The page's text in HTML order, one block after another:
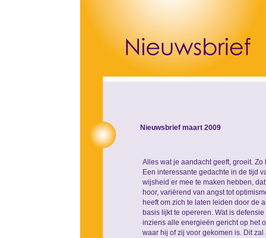
Nieuwsbrief maart 2009
Alles wat je aandacht geeft, groeit.
Een interessante gedachte in de tijd
wijsheid er mee te maken hebben,
hoor, variërend van angst tot
heeft om zich te laten leiden door de
basis lijkt te opereren. Wat is
inziens alle energieën gericht op het
waar hij of zij voor gekomen is. Dit